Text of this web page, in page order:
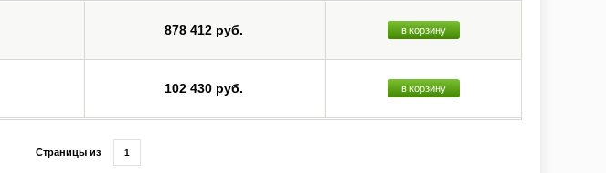
878 412 руб. в корзину
102 430 руб. в корзину
Страницы из 1